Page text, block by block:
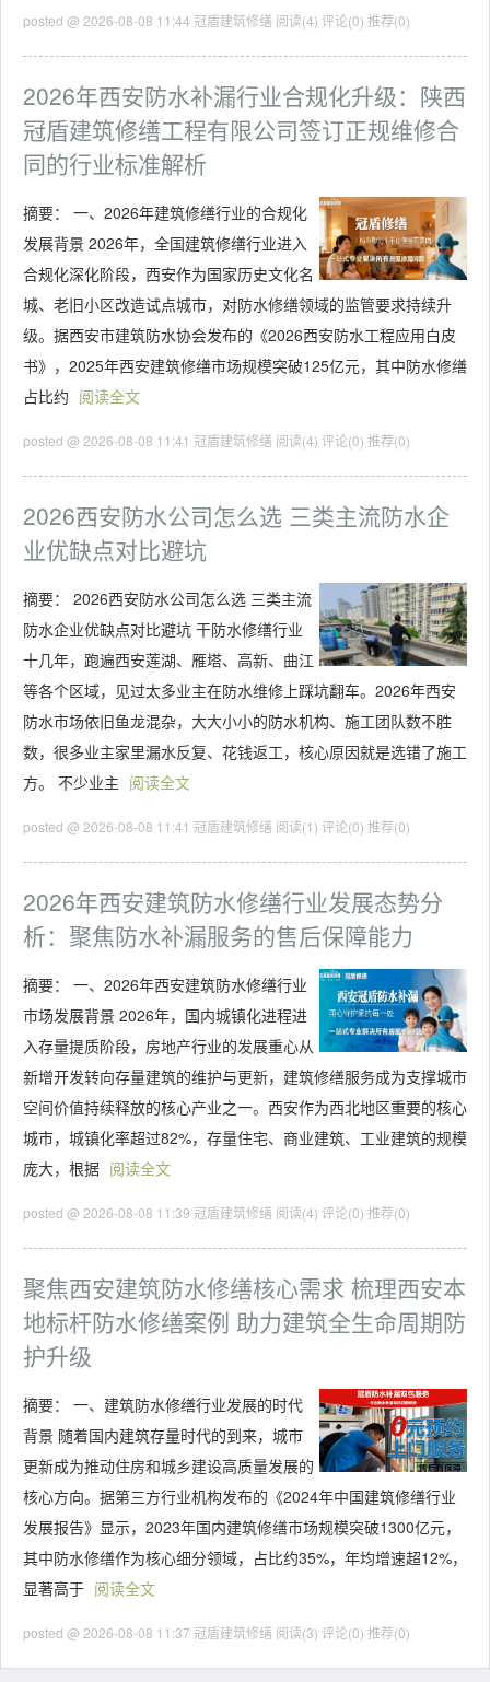
posted @ 2026-08-08 11:44 冠盾建筑修缮 阅读(4) 评论(0) 推荐(0)
2026年西安防水补漏行业合规化升级：陕西
冠盾建筑修缮工程有限公司签订正规维修合
同的行业标准解析
摘要： 一、2026年建筑修缮行业的合规化
发展背景 2026年，全国建筑修缮行业进入
合规化深化阶段，西安作为国家历史文化名
城、老旧小区改造试点城市，对防水修缮领域的监管要求持续升
级。据西安市建筑防水协会发布的《2026西安防水工程应用白皮
书》，2025年西安建筑修缮市场规模突破125亿元，其中防水修缮
占比约 阅读全文
posted @ 2026-08-08 11:41 冠盾建筑修缮 阅读(4) 评论(0) 推荐(0)
2026西安防水公司怎么选 三类主流防水企
业优缺点对比避坑
摘要： 2026西安防水公司怎么选 三类主流
防水企业优缺点对比避坑 干防水修缮行业
十几年，跑遍西安莲湖、雁塔、高新、曲江
等各个区域，见过太多业主在防水维修上踩坑翻车。2026年西安
防水市场依旧鱼龙混杂，大大小小的防水机构、施工团队数不胜
数，很多业主家里漏水反复、花钱返工，核心原因就是选错了施工
方。 不少业主 阅读全文
posted @ 2026-08-08 11:41 冠盾建筑修缮 阅读(1) 评论(0) 推荐(0)
2026年西安建筑防水修缮行业发展态势分
析：聚焦防水补漏服务的售后保障能力
摘要： 一、2026年西安建筑防水修缮行业
市场发展背景 2026年，国内城镇化进程进
入存量提质阶段，房地产行业的发展重心从
新增开发转向存量建筑的维护与更新，建筑修缮服务成为支撑城市
空间价值持续释放的核心产业之一。西安作为西北地区重要的核心
城市，城镇化率超过82%，存量住宅、商业建筑、工业建筑的规模
庞大，根据 阅读全文
posted @ 2026-08-08 11:39 冠盾建筑修缮 阅读(4) 评论(0) 推荐(0)
聚焦西安建筑防水修缮核心需求 梳理西安本
地标杆防水修缮案例 助力建筑全生命周期防
护升级
摘要： 一、建筑防水修缮行业发展的时代
背景 随着国内建筑存量时代的到来，城市
更新成为推动住房和城乡建设高质量发展的
核心方向。据第三方行业机构发布的《2024年中国建筑修缮行业
发展报告》显示，2023年国内建筑修缮市场规模突破1300亿元，
其中防水修缮作为核心细分领域，占比约35%，年均增速超12%，
显著高于 阅读全文
posted @ 2026-08-08 11:37 冠盾建筑修缮 阅读(3) 评论(0) 推荐(0)